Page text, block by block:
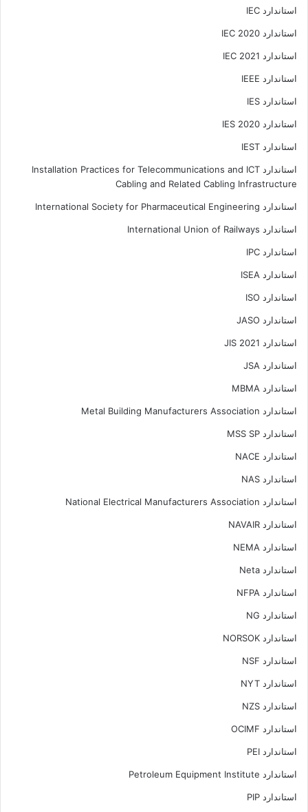
استاندارد IEC
استاندارد IEC 2020
استاندارد IEC 2021
استاندارد IEEE
استاندارد IES
استاندارد IES 2020
استاندارد IEST
استاندارد Installation Practices for Telecommunications and ICT
Cabling and Related Cabling Infrastructure
استاندارد International Society for Pharmaceutical Engineering
استاندارد International Union of Railways
استاندارد IPC
استاندارد ISEA
استاندارد ISO
استاندارد JASO
استاندارد JIS 2021
استاندارد JSA
استاندارد MBMA
استاندارد Metal Building Manufacturers Association
استاندارد MSS SP
استاندارد NACE
استاندارد NAS
استاندارد National Electrical Manufacturers Association
استاندارد NAVAIR
استاندارد NEMA
استاندارد Neta
استاندارد NFPA
استاندارد NG
استاندارد NORSOK
استاندارد NSF
استاندارد NYT
استاندارد NZS
استاندارد OCIMF
استاندارد PEI
استاندارد Petroleum Equipment Institute
استاندارد PIP